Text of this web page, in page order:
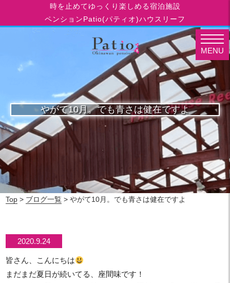
時を止めてゆっくり楽しめる宿泊施設
ペンションPatio(パティオ)ハウスリーフ
やがて10月。でも青さは健在ですよ
Top > ブログ一覧 > やがて10月。でも青さは健在ですよ
2020.9.24
皆さん、こんにちは
まだまだ夏日が続いてる、座間味です！
MENU